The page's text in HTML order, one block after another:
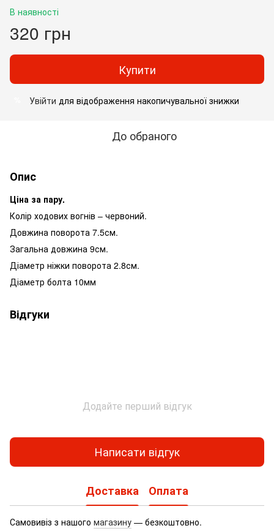
В наявності
320 грн
Купити
Увійти для відображення накопичувальної знижки
До обраного
Опис
Ціна за пару.
Колір ходових вогнів – червоний.
Довжина поворота 7.5см.
Загальна довжина 9см.
Діаметр ніжки поворота 2.8см.
Діаметр болта 10мм
Відгуки
Додайте перший відгук
Написати відгук
Доставка Оплата
Самовивіз з нашого магазину — безкоштовно.